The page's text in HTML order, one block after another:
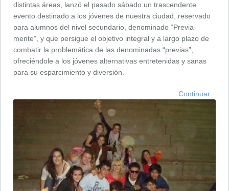
distintas áreas, lanzó el pasado sábado un trascendente
evento destinado a los jóvenes de nuestra ciudad, reservado
para alumnos del nivel secundario, denominado “Previa-
mente”, y que persigue el objetivo integral y a largo plazo de
combatir la problemática de las denominadas “previas”,
ofreciéndole a los jóvenes alternativas entretenidas y sanas
para su esparcimiento y diversión.
Continuar...